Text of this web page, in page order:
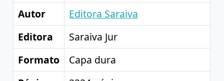
Autor
Editora Saraiva
Editora
Saraiva Jur
Formato
Capa dura